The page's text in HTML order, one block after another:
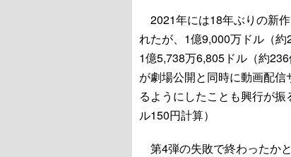
2021年には18年ぶりの新
れたが、1億9,000万ドル（
1億5,738万6,805ドル（約
が劇場公開と同時に動画配
るようにしたことも興行が
ル150円計算）
第4弾の失敗で終わったか